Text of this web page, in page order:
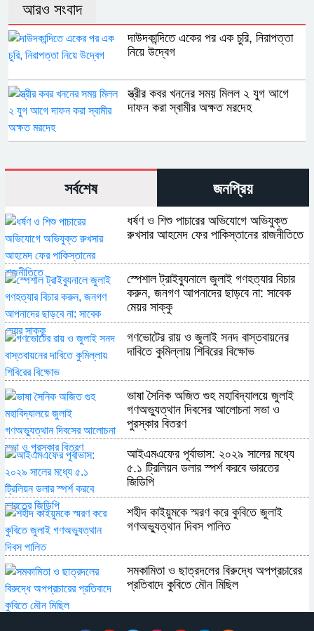
আরও সংবাদ
দাউদকান্দিতে একের পর এক চুরি, নিরাপত্তা
নিয়ে উদ্বেগ
স্ত্রীর কবর খননের সময় মিলল ২ যুগ আগে
দাফন করা স্বামীর অক্ষত মরদেহ
সর্বশেষ জনপ্রিয়
ধর্ষণ ও শিশু পাচারের অভিযোগে অভিযুক্ত
রুখসার আহমেদ ফের পাকিস্তানের রাজনীতিতে
স্পেশাল ট্রাইব্যুনালে জুলাই গণহত্যার বিচার
করুন, জনগণ আপনাদের ছাড়বে না: সাবেক
মেয়র সাক্কু
গণভোটের রায় ও জুলাই সনদ বাস্তবায়নের
দাবিতে কুমিল্লায় শিবিরের বিক্ষোভ
ভাষা সৈনিক অজিত গুহ মহাবিদ্যালয়ে জুলাই
গণঅভ্যুত্থান দিবসের আলোচনা সভা ও
পুরস্কার বিতরণ
​আইএমএফের পূর্বাভাস: ২০২৯ সালের মধ্যে
৫.১ ট্রিলিয়ন ডলার স্পর্শ করবে ভারতের
জিডিপি
শহীদ কাইয়ুমকে স্মরণ করে কুবিতে জুলাই
গণঅভ্যুত্থান দিবস পালিত
সমকামিতা ও ছাত্রদলের বিরুদ্ধে অপপ্রচারের
প্রতিবাদে কুবিতে মৌন মিছিল